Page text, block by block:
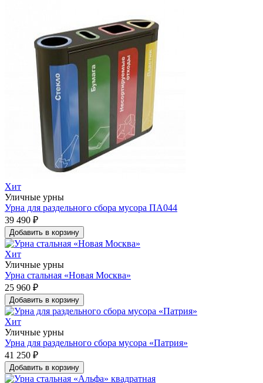
Хит
Уличные урны
Урна для раздельного сбора мусора ПА044
39 490 ₽
Добавить в корзину
Хит
Уличные урны
Урна стальная «Новая Москва»
25 960 ₽
Добавить в корзину
Хит
Уличные урны
Урна для раздельного сбора мусора «Патрия»
41 250 ₽
Добавить в корзину